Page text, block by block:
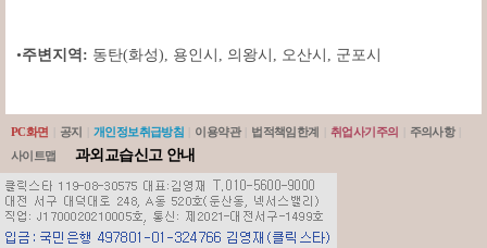
•주변지역: 동탄(화성), 용인시 , 의왕시 , 오산시 , 군포시
PC화면 공지 개인정보취급방침 이용약관 법적책임한계 취업사기주의 주의사항
사이트맵
과외교습신고 안내